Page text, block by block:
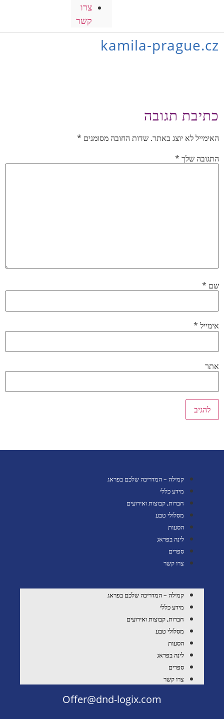
צרו
קשר
kamila-prague.cz
כתיבת תגובה
האימייל לא יוצג באתר. שדות החובה מסומנים *
התגובה שלך *
שם *
אימייל *
אתר
קמילה – המדריכה שלכם בפראג
מידע כללי
חברות, קבוצות ואירועים
מסלולי טבע
הסעות
לינה בפראג
ספרים
צרו קשר
קמילה – המדריכה שלכם בפראג
מידע כללי
חברות, קבוצות ואירועים
מסלולי טבע
הסעות
לינה בפראג
ספרים
צרו קשר
Offer@dnd-logix.com